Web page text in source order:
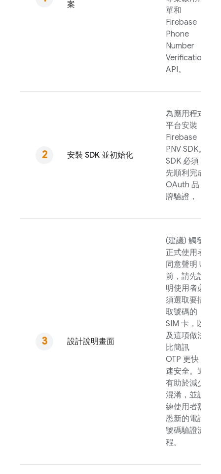
案
單和
Firebase
Phone
Number
Verification
API。
安裝 SDK 並初始化
為應用程式
平台安裝
Firebase
PNV SDK。
SDK 必須
先順利完成
OAuth 品
牌驗證，
設計說明畫面
(建議) 觸發
正式使用者
同意聲明 UI
前，請先說
明使用者必
須選取要擷
取號碼的
SIM 卡，以
及這項做法
比簡訊
OTP 更快
速安全。這
有助於減少
混淆，並訓
練使用者熟
悉新的電話
號碼驗證流
程。